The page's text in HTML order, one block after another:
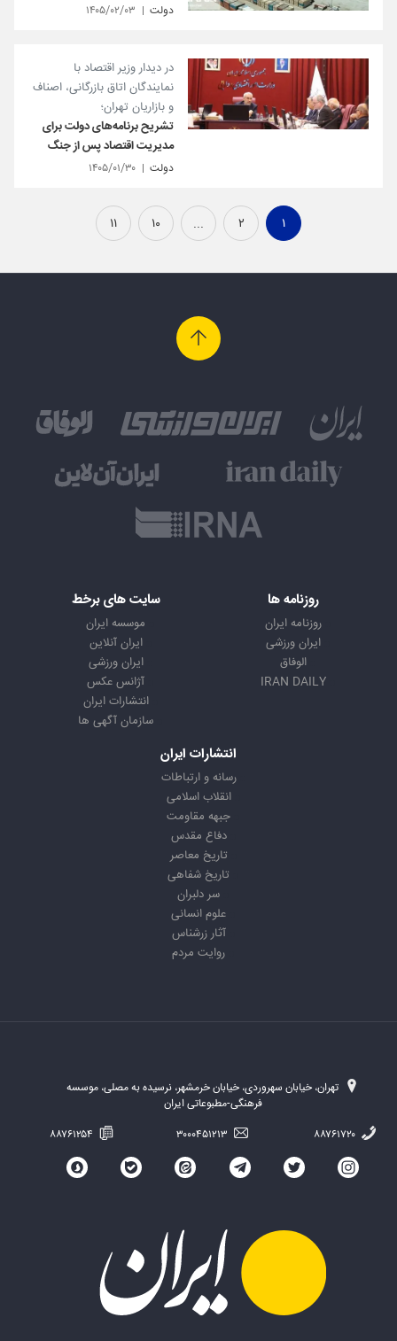
دولت ۱۴۰۵/۰۲/۰۳
در دیدار وزیر اقتصاد با
نمایندگان اتاق بازرگانی، اصناف
و بازاریان تهران؛
تشریح برنامه‌های دولت برای
مدیریت اقتصاد پس از جنگ
دولت ۱۴۰۵/۰۱/۳۰
۱ ۲ ... ۱۰ ۱۱
روزنامه ها
روزنامه ایران
ایران ورزشی
الوفاق
IRAN DAILY
سایت های برخط
موسسه ایران
ایران آنلاین
ایران ورزشی
آژانس عکس
انتشارات ایران
سازمان آگهی ها
انتشارات ایران
رسانه و ارتباطات
انقلاب اسلامی
جبهه مقاومت
دفاع مقدس
تاریخ معاصر
تاریخ شفاهی
سر دلبران
علوم انسانی
آثار زرشناس
روایت مردم
تهران، خیابان سهروردی، خیابان خرمشهر، نرسیده به مصلی، موسسه
فرهنگی-مطبوعاتی ایران